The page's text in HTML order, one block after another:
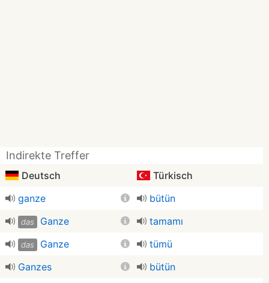
Indirekte Treffer
Deutsch
Türkisch
ganze
bütün
das Ganze tamamı
das Ganze
tümü
Ganzes
bütün